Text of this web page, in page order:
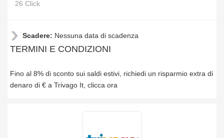
26 Click
Scadere: Nessuna data di scadenza
TERMINI E CONDIZIONI
Fino al 8% di sconto sui saldi estivi, richiedi un risparmio extra di
denaro di € a Trivago It, clicca ora